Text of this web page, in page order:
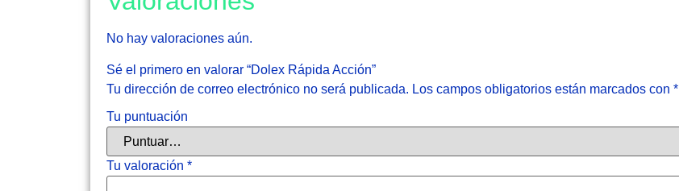
No hay valoraciones aún.
Sé el primero en valorar “Dolex Rápida Acción”
Tu dirección de correo electrónico no será publicada. Los campos obligatorios están marcados con *
Tu puntuación
Tu valoración *